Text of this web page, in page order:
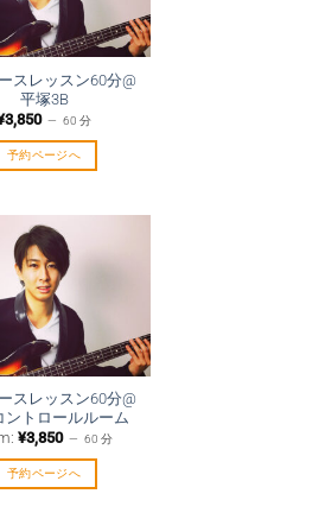
スレッスン60分@
平塚3B
3,850 60 分
予約ページへ
スレッスン60分@
ントロールルーム
¥3,850 60 分
予約ページへ